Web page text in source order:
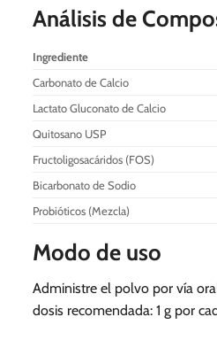
Análisis de
Ingrediente
Carbonato de Calcio
Lactato Gluconato de Calcio
Quitosano USP
Fructoligosacáridos (FOS)
Bicarbonato de Sodio
Probióticos (Mezcla)
Modo de uso
Administre el polvo por vía
dosis recomendada: 1 g por